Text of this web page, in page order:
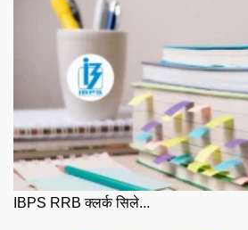
IBPS RRB क्लर्क सिले...